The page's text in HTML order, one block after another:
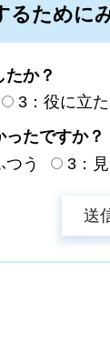
るために
か？
3：役に立
たですか？
つう 3：